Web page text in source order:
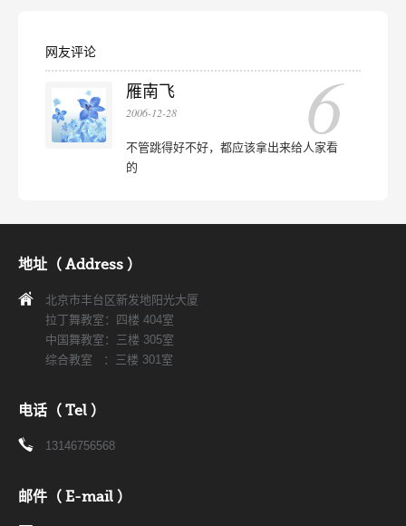
网友评论
雁南飞
2006-12-28 6
不管跳得好不好，都应该拿出来给人家看
的
地址（ Address ）
北京市丰台区新发地阳光大厦
拉丁舞教室：四楼 404室
中国舞教室：三楼 305室
综合教室 ：三楼 301室
电话（ Tel ）
13146756568
邮件（ E-mail ）